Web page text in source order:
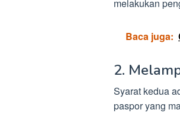
melakukan
Baca juga:
2.
Syarat kedua
paspor yang